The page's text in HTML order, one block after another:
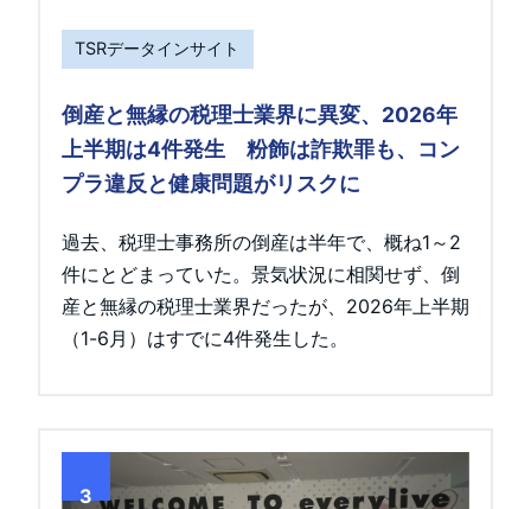
TSRデータインサイト
倒産と無縁の税理士業界に異変、2026年
上半期は4件発生 粉飾は詐欺罪も、コン
プラ違反と健康問題がリスクに
過去、税理士事務所の倒産は半年で、概ね1～2
件にとどまっていた。景気状況に相関せず、倒
産と無縁の税理士業界だったが、2026年上半期
（1-6月）はすでに4件発生した。
3